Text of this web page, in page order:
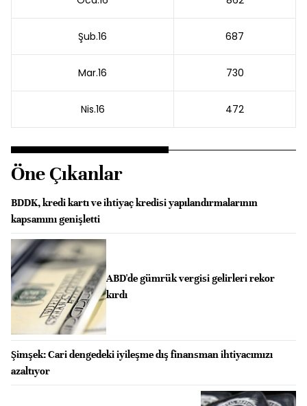
Şub.16 687
Mar.16 730
Nis.16 472
Öne Çıkanlar
BDDK, kredi kartı ve ihtiyaç kredisi yapılandırmalarının
kapsamını genişletti
ABD'de gümrük vergisi gelirleri rekor
kırdı
Şimşek: Cari dengedeki iyileşme dış finansman ihtiyacımızı
azaltıyor